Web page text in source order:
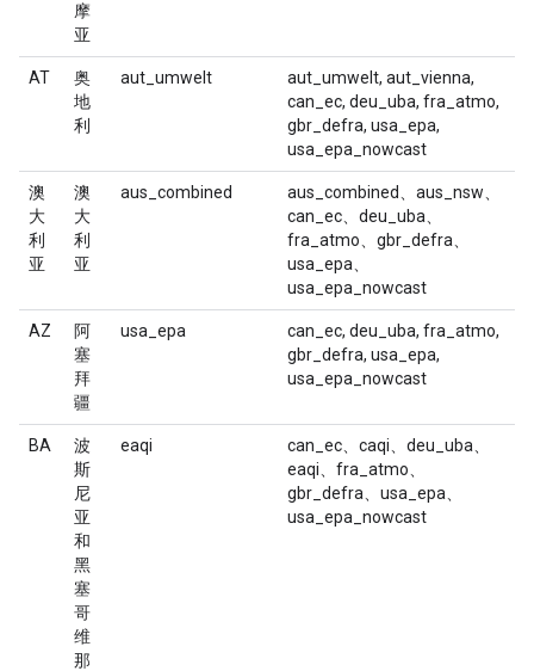
摩
亚
AT
奥
地
利
aut_umwelt
aut_umwelt, aut_vienna,
can_ec, deu_uba, fra_atmo,
gbr_defra, usa_epa,
usa_epa_nowcast
澳
大
利
亚
澳
大
利
亚
aus_combined
aus_combined、aus_nsw、
can_ec、deu_uba、
fra_atmo、gbr_defra、
usa_epa、
usa_epa_nowcast
AZ
阿
塞
拜
疆
usa_epa
can_ec, deu_uba, fra_atmo,
gbr_defra, usa_epa,
usa_epa_nowcast
BA
波
斯
尼
亚
和
黑
塞
哥
维
那
eaqi
can_ec、caqi、deu_uba、
eaqi、fra_atmo、
gbr_defra、usa_epa、
usa_epa_nowcast